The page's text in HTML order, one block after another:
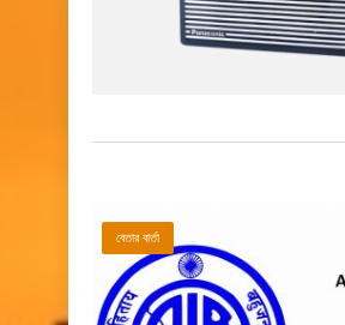
বেতার বার্তা